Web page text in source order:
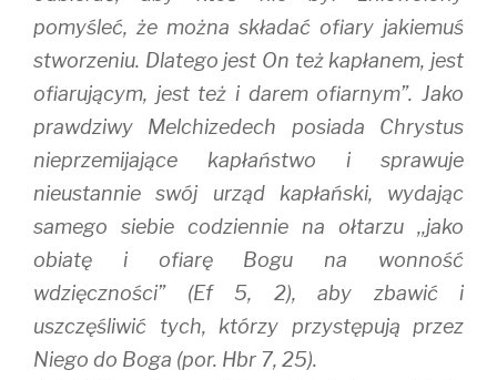
pomyśleć, że można składać ofiary jakiemuś
stworzeniu. Dlatego jest On też kapłanem, jest
ofiarującym, jest też i darem ofiarnym”. Jako
prawdziwy Melchizedech posiada Chrystus
nieprzemijające kapłaństwo i sprawuje
nieustannie swój urząd kapłański, wydając
samego siebie codziennie na ołtarzu ,,jako
obiatę i ofiarę Bogu na wonność
wdzięczności” (Ef 5, 2), aby zbawić i
uszczęśliwić tych, którzy przystępują przez
Niego do Boga (por. Hbr 7, 25).